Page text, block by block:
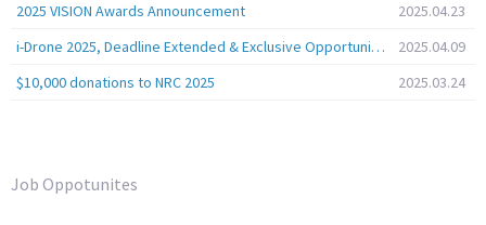
2025 VISION Awards Announcement
2025.04.23
i-Drone 2025, Deadline Extended & Exclusive Opportunity to Travel to Korea!
2025.04.09
$10,000 donations to NRC 2025
2025.03.24
Job Oppotunites